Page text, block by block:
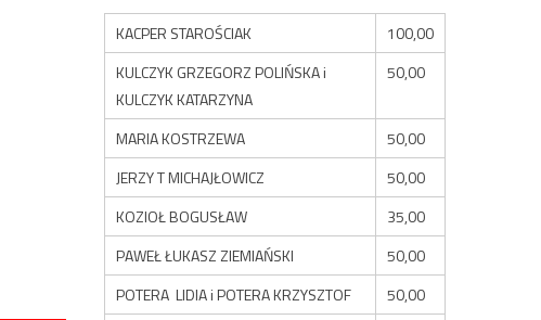
KACPER STAROŚCIAK
100,00
KULCZYK GRZEGORZ POLIŃSKA i
KULCZYK KATARZYNA
50,00
MARIA KOSTRZEWA
50,00
JERZY T MICHAJŁOWICZ
50,00
KOZIOŁ BOGUSŁAW
35,00
PAWEŁ ŁUKASZ ZIEMIAŃSKI
50,00
POTERA LIDIA i POTERA KRZYSZTOF
50,00